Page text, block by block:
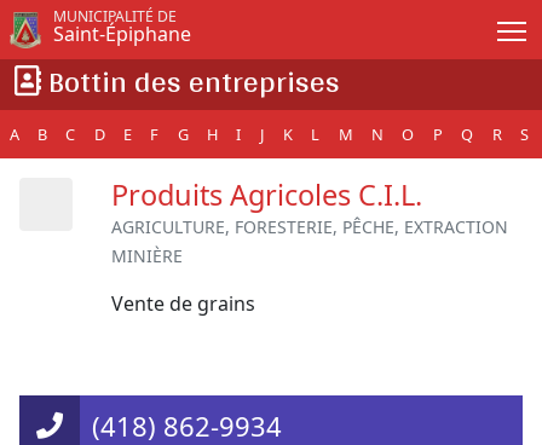
Passer au contenu principal
MUNICIPALITÉ DE
Saint-Épiphane
Bottin des entreprises
A B C D E F G H I J K L M N O P Q R S
Produits Agricoles C.I.L.
AGRICULTURE, FORESTERIE, PÊCHE, EXTRACTION
MINIÈRE
Vente de grains
(418) 862-9934